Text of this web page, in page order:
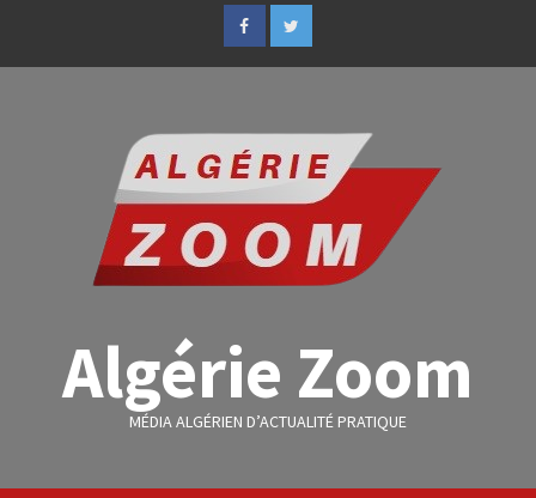
Algérie Zoom
MÉDIA ALGÉRIEN D’ACTUALITÉ PRATIQUE